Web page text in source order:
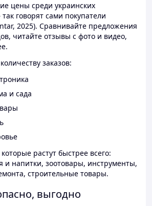
цены среди украинских
говорят сами покупатели
2025). Сравнивайте предложения
читайте отзывы с фото и видео,
заказов:
и сада
растут быстрее всего:
и напитки, зоотовары, инструменты,
строительные товары.
выгодно